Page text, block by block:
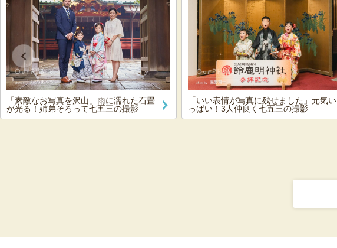
「素敵なお写真を沢山」雨に濡れた石畳
が光る！姉弟そろって七五三の撮影
「いい表情が写真に残せました」元気い
っぱい！3人仲良く七五三の撮影